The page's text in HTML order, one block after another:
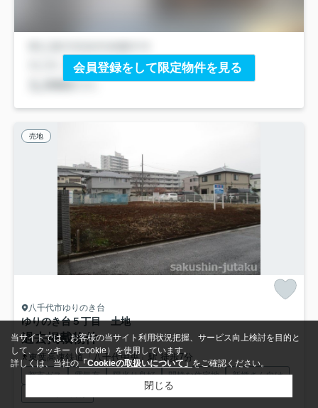
会員登録をして限定物件を見る
売地
八千代市ゆりのき台
ゆりのき台５丁目 土地
過去掲載物件
東葉高速鉄道「八千代中央」駅 徒歩7分
都市ガス 電気有 陽当り良好 閑静な住宅地
新婚さん向け
当サイトでは、お客様の当サイト利用状況把握、サービス向上検討を目的と
して、クッキー（Cookie）を使用しています。
詳しくは、当社の「Cookieの取扱いについて」 をご確認ください。
閉じる